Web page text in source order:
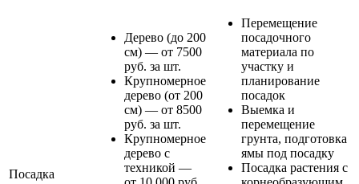
Посадка
Дерево (до 200
см) — от 7500
руб. за шт.
Крупномерное
дерево (от 200
см) — от 8500
руб. за шт.
Крупномерное
дерево с
техникой —
Перемещение
посадочного
материала по
участку и
планирование
посадок
Выемка и
перемещение
грунта, подготовка
ямы под посадку
Посадка растения с